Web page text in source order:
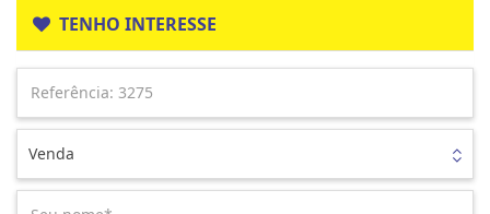
TENHO INTERESSE
Venda